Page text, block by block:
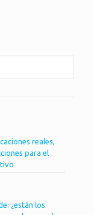
reales,
para el
¿están los